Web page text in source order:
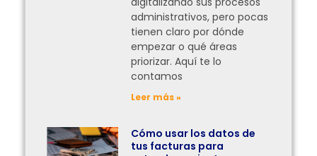
administrativos, pero pocas
tienen claro por dónde
empezar o qué áreas
priorizar. Aquí te lo
contamos
Leer más »
Cómo usar los datos de
tus facturas para